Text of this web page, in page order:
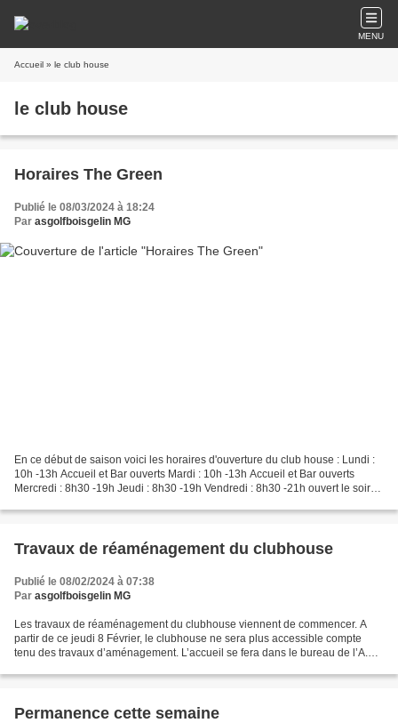
MENU
Accueil » le club house
le club house
Horaires The Green
Publié le 08/03/2024 à 18:24
Par asgolfboisgelin MG
En ce début de saison voici les horaires d'ouverture du club house : Lundi :
10h -13h Accueil et Bar ouverts Mardi : 10h -13h Accueil et Bar ouverts
Mercredi : 8h30 -19h Jeudi : 8h30 -19h Vendredi : 8h30 -21h ouvert le soir
Travaux de réaménagement du clubhouse
Publié le 08/02/2024 à 07:38
Par asgolfboisgelin MG
Les travaux de réaménagement du clubhouse viennent de commencer. A
partir de ce jeudi 8 Février, le clubhouse ne sera plus accessible compte
tenu des travaux d’aménagement. L’accueil se fera dans le bureau de l’A.S.
Permanence cette semaine